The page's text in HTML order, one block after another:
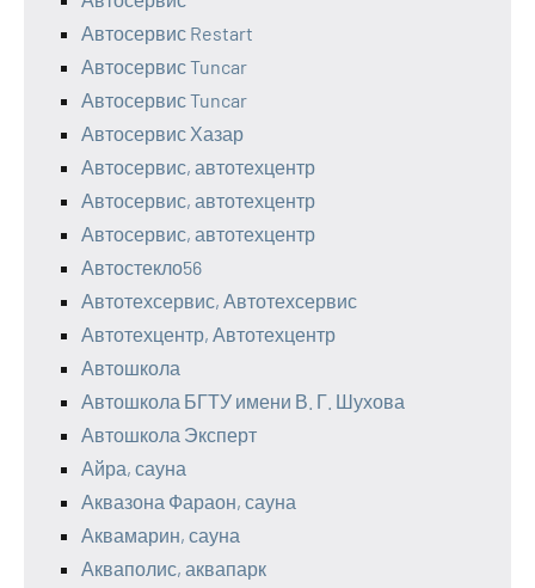
Автосервис Restart
Автосервис Tuncar
Автосервис Tuncar
Автосервис Хазар
Автосервис, автотехцентр
Автосервис, автотехцентр
Автосервис, автотехцентр
Автостекло56
Автотехсервис, Автотехсервис
Автотехцентр, Автотехцентр
Автошкола
Автошкола БГТУ имени В. Г. Шухова
Автошкола Эксперт
Айра, сауна
Аквазона Фараон, сауна
Аквамарин, сауна
Акваполис, аквапарк